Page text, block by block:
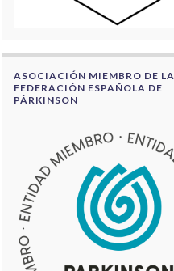
ASOCIACIÓN MIEMBRO DE LA
FEDERACIÓN ESPAÑOLA DE
PÁRKINSON